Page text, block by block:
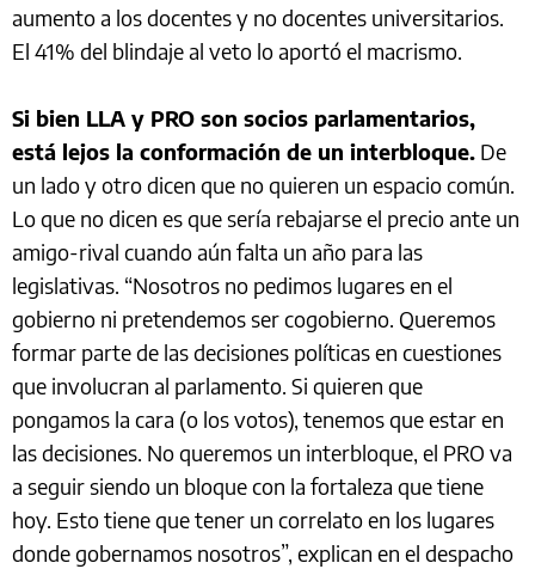
aumento a los docentes y no docentes universitarios.
El 41% del blindaje al veto lo aportó el macrismo.
Si bien LLA y PRO son socios parlamentarios,
está lejos la conformación de un interbloque. De
un lado y otro dicen que no quieren un espacio común.
Lo que no dicen es que sería rebajarse el precio ante un
amigo-rival cuando aún falta un año para las
legislativas. “Nosotros no pedimos lugares en el
gobierno ni pretendemos ser cogobierno. Queremos
formar parte de las decisiones políticas en cuestiones
que involucran al parlamento. Si quieren que
pongamos la cara (o los votos), tenemos que estar en
las decisiones. No queremos un interbloque, el PRO va
a seguir siendo un bloque con la fortaleza que tiene
hoy. Esto tiene que tener un correlato en los lugares
donde gobernamos nosotros”, explican en el despacho